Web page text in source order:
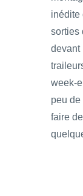
inédite
sorties
devant
week-
peu de
faire